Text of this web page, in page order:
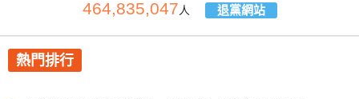
464,835,047人 退黨網站
熱門排行